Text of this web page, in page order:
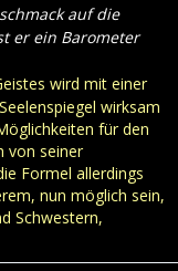
auf die
er ein Barometer
wird mit einer
wirksam
für den
von seiner
Formel allerdings
nun möglich sein,
Schwestern,